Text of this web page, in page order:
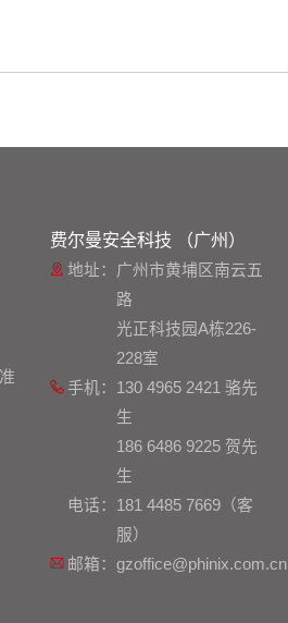
费尔曼安全科技 （广州）
地址： 广州市黄埔区南云五
路
光正科技园A栋226-
228室
手机： 130 4965 2421 骆先
生
186 6486 9225 贺先
生
电话： 181 4485 7669（客
服）
邮箱：gzoffice@phinix.com.cn